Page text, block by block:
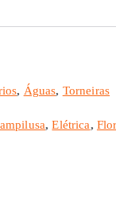
, Águas, Torneiras
,Elétrica,